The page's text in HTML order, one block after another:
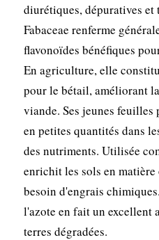
diurétiques, dépuratives
Fabaceae renferme
flavonoïdes bénéfiques
En agriculture, elle
pour le bétail, améliorant
viande. Ses jeunes feuilles
en petites quantités dans
des nutriments. Utilisée
enrichit les sols en
besoin d'engrais
l'azote en fait un excellent
terres dégradées.